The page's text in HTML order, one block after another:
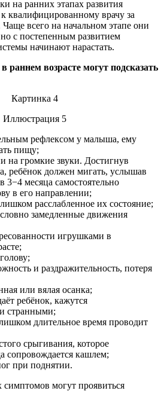
на ранних этапах развития
квалифицированному врачу за
всего на начальном этапе они
с постепенным развитием
начинают нарастать.
возрасте могут подсказать
рефлексом у малыша, ему
пищу;
на громкие звуки. Достигнув
ребёнок должен мигать, услышав
3−4 месяца самостоятельно
в его направлении;
расслабленное их состояние;
замедленные движения
игрушками в
и раздражительность, потеря
или вялая осанка;
ребёнок, кажутся
странными;
длительное время проводит
срыгивания, которое
сопровождается кашлем;
при поднятии.
симптомов могут проявиться